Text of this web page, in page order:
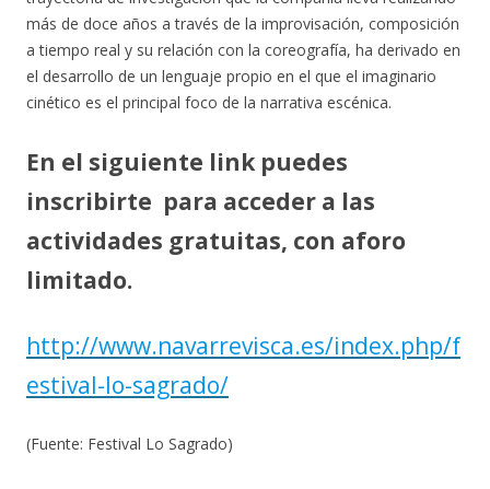
más de doce años a través de la improvisación, composición
a tiempo real y su relación con la coreografía, ha derivado en
el desarrollo de un lenguaje propio en el que el imaginario
cinético es el principal foco de la narrativa escénica.
En el siguiente link puedes
inscribirte para acceder a las
actividades gratuitas, con aforo
limitado.
http://www.navarrevisca.es/index.php/f
estival-lo-sagrado/
(Fuente: Festival Lo Sagrado)